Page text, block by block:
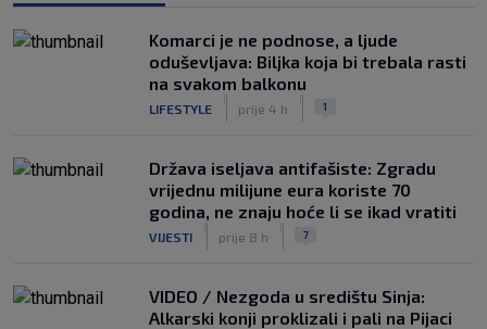
Komarci je ne podnose, a ljude
oduševljava: Biljka koja bi trebala rasti
na svakom balkonu
LIFESTYLE prije 4 h 1
Država iseljava antifašiste: Zgradu
vrijednu milijune eura koriste 70
godina, ne znaju hoće li se ikad vratiti
VIJESTI prije 8 h 7
VIDEO / Nezgoda u središtu Sinja:
Alkarski konji proklizali i pali na Pijaci